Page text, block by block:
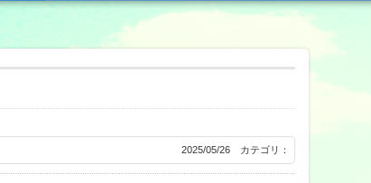
2025/05/26 カテゴリ：